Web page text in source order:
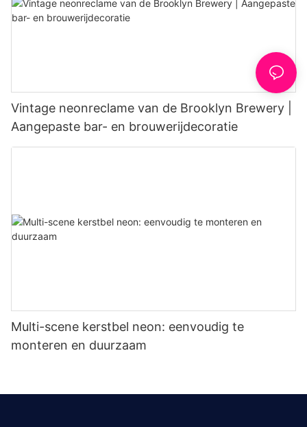
Vintage neonreclame van de Brooklyn Brewery |
Aangepaste bar- en brouwerijdecoratie
Multi-scene kerstbel neon: eenvoudig te
monteren en duurzaam